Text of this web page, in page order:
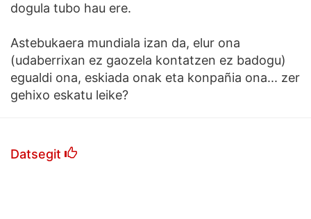
dogula tubo hau ere.
Astebukaera mundiala izan da, elur ona
(udaberrixan ez gaozela kontatzen ez badogu)
egualdi ona, eskiada onak eta konpañia ona... zer
gehixo eskatu leike?
Datsegit